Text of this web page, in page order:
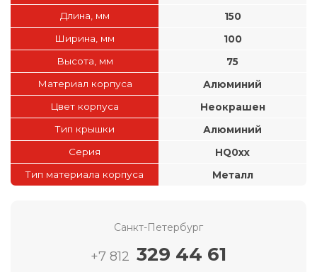
Длина, мм
150
Ширина, мм
100
Высота, мм
75
Материал корпуса
Алюминий
Цвет корпуса
Неокрашен
Тип крышки
Алюминий
Серия
HQ0xx
Тип материала корпуса
Металл
Санкт-Петербург
+7 812 329 44 61